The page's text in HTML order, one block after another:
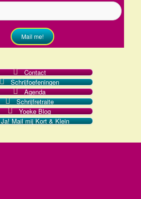
Mail me!
Contact
Schrijfoefeningen
Agenda
Schrijfretraite
Yoeke Blog
Ja! Mail mij Kort & Klein